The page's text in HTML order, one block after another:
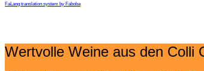
FaLang translation system by Faboba
Wertvolle Weine aus den Colli